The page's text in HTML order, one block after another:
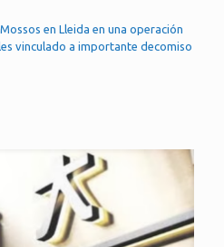
en Lleida en una operación
vinculado a importante decomiso